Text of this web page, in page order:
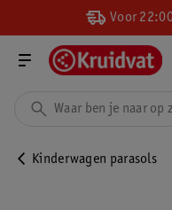
Voor
Kinderwagen parasols